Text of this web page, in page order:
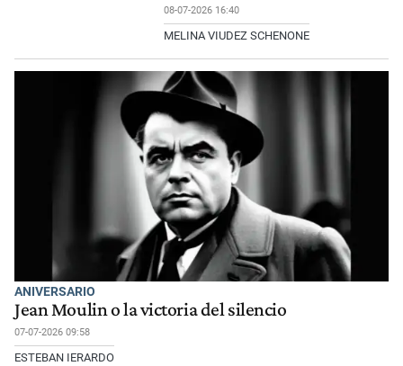
08-07-2026 16:40
MELINA VIUDEZ SCHENONE
ANIVERSARIO
Jean Moulin o la victoria del silencio
07-07-2026 09:58
ESTEBAN IERARDO